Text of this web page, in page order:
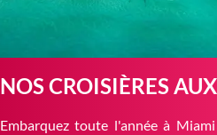
NOS CROISIÈRES
Embarquez toute l'année à